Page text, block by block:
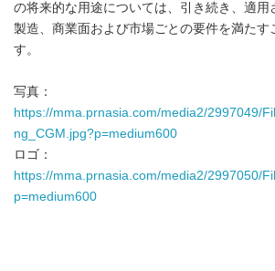
の将来的な用途については、引き続き、適用
製造、商業面および市場ごとの要件を満たす
す。
写真：
https://mma.prnasia.com/media2/2997049/
ng_CGM.jpg?p=medium600
ロゴ：
https://mma.prnasia.com/media2/2997050/
p=medium600